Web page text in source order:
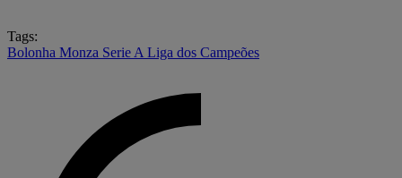
Tags:
Bolonha Monza Serie A Liga dos Campeões